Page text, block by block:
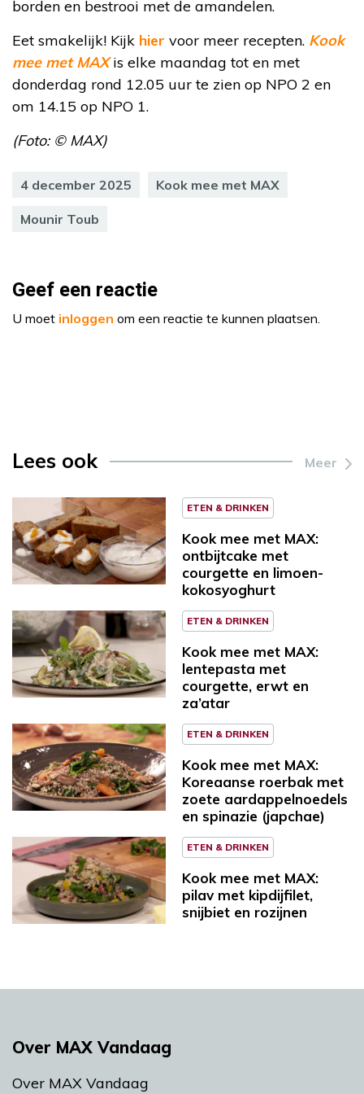
borden en bestrooi met de amandelen.
Eet smakelijk! Kijk hier voor meer recepten. Kook
mee met MAXis elke maandag tot en met
donderdag rond 12.05 uur te zien op NPO 2 en
om 14.15 op NPO 1.
(Foto: © MAX)
4 december 2025 Kook mee met MAX
Mounir Toub
Geef een reactie
U moet inloggen om een reactie te kunnen plaatsen.
Lees ook Meer
ETEN & DRINKEN
Kook mee met MAX:
ontbijtcake met
courgette en limoen-
kokosyoghurt
ETEN & DRINKEN
Kook mee met MAX:
lentepasta met
courgette, erwt en
za’atar
ETEN & DRINKEN
Kook mee met MAX:
Koreaanse roerbak met
zoete aardappelnoedels
en spinazie (japchae)
ETEN & DRINKEN
Kook mee met MAX:
pilav met kipdijfilet,
snijbiet en rozijnen
Over MAX Vandaag
Over MAX Vandaag